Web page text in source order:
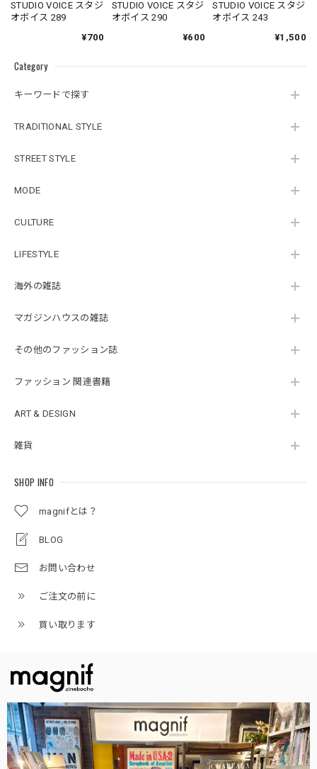
Category
キーワードで探す
TRADITIONAL STYLE
STREET STYLE
MODE
CULTURE
LIFESTYLE
海外の雑誌
マガジンハウスの雑誌
その他のファッション誌
ファッション 関連書籍
ART & DESIGN
雑貨
SHOP INFO
magnifとは？
BLOG
お問い合わせ
ご注文の前に
買い取ります
STUDIO VOICE スタジ
オボイス 289
¥700
STUDIO VOICE スタジ
オボイス 290
¥600
STUDIO VOICE スタジ
オボイス 243
¥1,500